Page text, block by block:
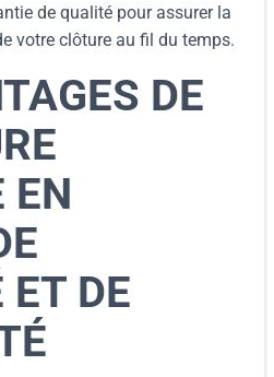
de qualité pour assurer la
votre clôture au fil du temps.
DE
EN
ET DE